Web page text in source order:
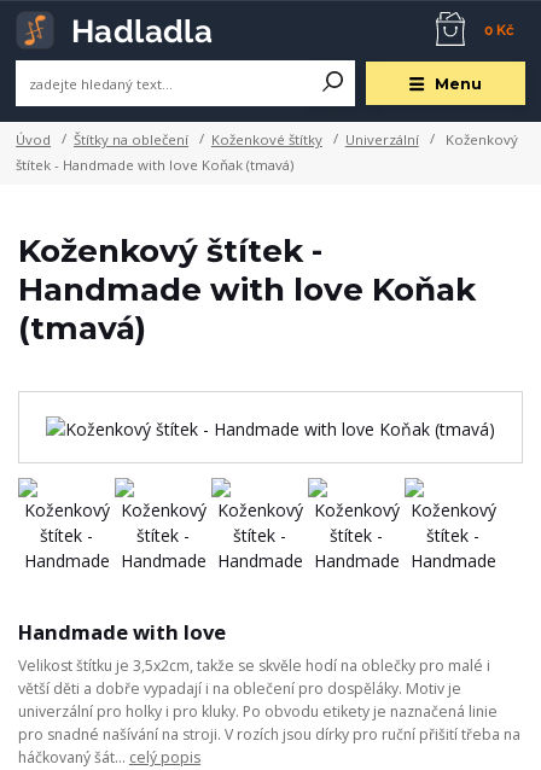
Menu
0 Kč
Úvod Štítky na oblečení Koženkové štítky Univerzální
Koženkový
štítek - Handmade with love Koňak (tmavá)
Koženkový štítek -
Handmade with love Koňak
(tmavá)
Handmade with love
Velikost štítku je 3,5x2cm, takže se skvěle hodí na oblečky pro malé i
větší děti a dobře vypadají i na oblečení pro dospěláky. Motiv je
univerzální pro holky i pro kluky. Po obvodu etikety je naznačená linie
pro snadné našívání na stroji. V rozích jsou dírky pro ruční přišití třeba na
háčkovaný šát... celý popis